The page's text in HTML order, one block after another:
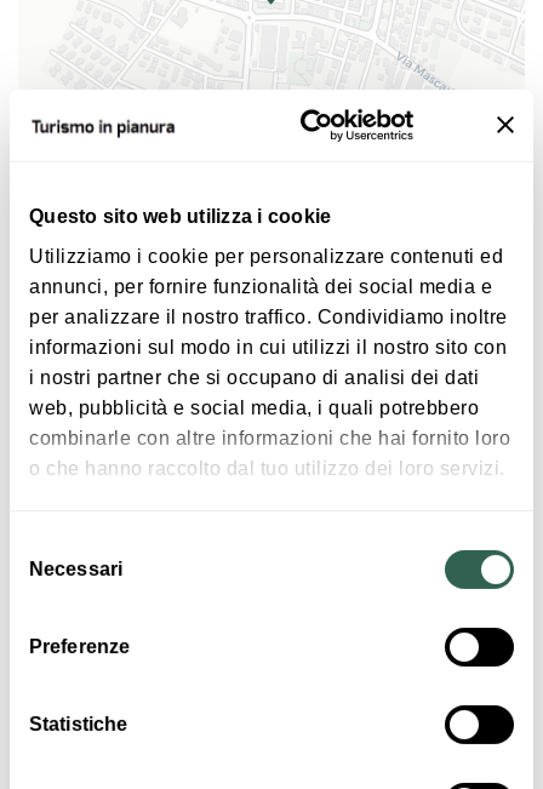
Questo sito web utilizza i cookie
Utilizziamo i cookie per personalizzare contenuti ed
annunci, per fornire funzionalità dei social media e
per analizzare il nostro traffico. Condividiamo inoltre
informazioni sul modo in cui utilizzi il nostro sito con
i nostri partner che si occupano di analisi dei dati
web, pubblicità e social media, i quali potrebbero
combinarle con altre informazioni che hai fornito loro
o che hanno raccolto dal tuo utilizzo dei loro servizi.
delNecessari
Preferenze
Statistiche
Per maggiori informazioni, visita il sitocliccando
Mostra interattiva “Pictures of you”
Via Marco Rizzoli 4
40066 Pieve di Cento
COME ARRIVARE
Interessi